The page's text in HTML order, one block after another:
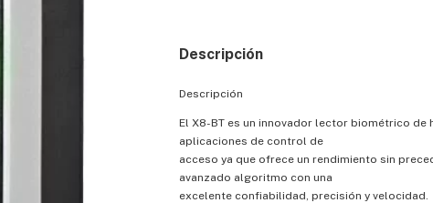
Descripción
Descripción
El X8-BT es un innovador lector biométrico de
aplicaciones de control de
acceso ya que ofrece un rendimiento sin
avanzado algoritmo con una
excelente confiabilidad, precisión y velocidad.